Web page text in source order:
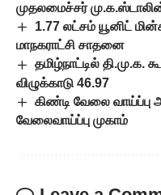
முதலமைச்சர்
1.77 லட்சம் யூனிட்
மாநகராட்சி சாதனை
தமிழ்நாட்டில் தி.மு.க.
விழுக்காடு 46.97
கிண்டி வேலை வாய்ப்பு
வேலைவாய்ப்பு முகாம்